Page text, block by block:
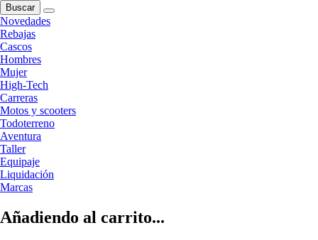
Buscar
Novedades
Rebajas
Cascos
Hombres
Mujer
High-Tech
Carreras
Motos y scooters
Todoterreno
Aventura
Taller
Equipaje
Liquidación
Marcas
Añadiendo al carrito...